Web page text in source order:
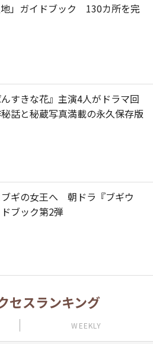
」ガイドブック 130カ所を完
んすきな花』主演4人がドラマ回
話と秘蔵写真満載の永久保存版
ブギの女王へ 朝ドラ『ブギウ
ブック第2弾
セスランキング
WEEKLY